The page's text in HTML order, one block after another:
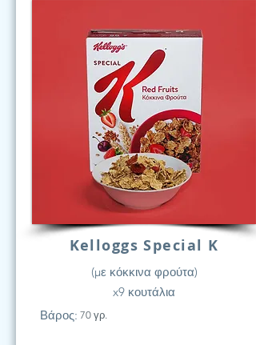
Kelloggs Special K
(με κόκκινα φρούτα)
x9 κουτάλια
Βάρος: 70 γρ.